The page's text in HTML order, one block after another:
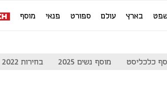
בארץ עולם ספורט פנאי מוסף
כלכליסט מוסף נשים 2025 בחירות 2022